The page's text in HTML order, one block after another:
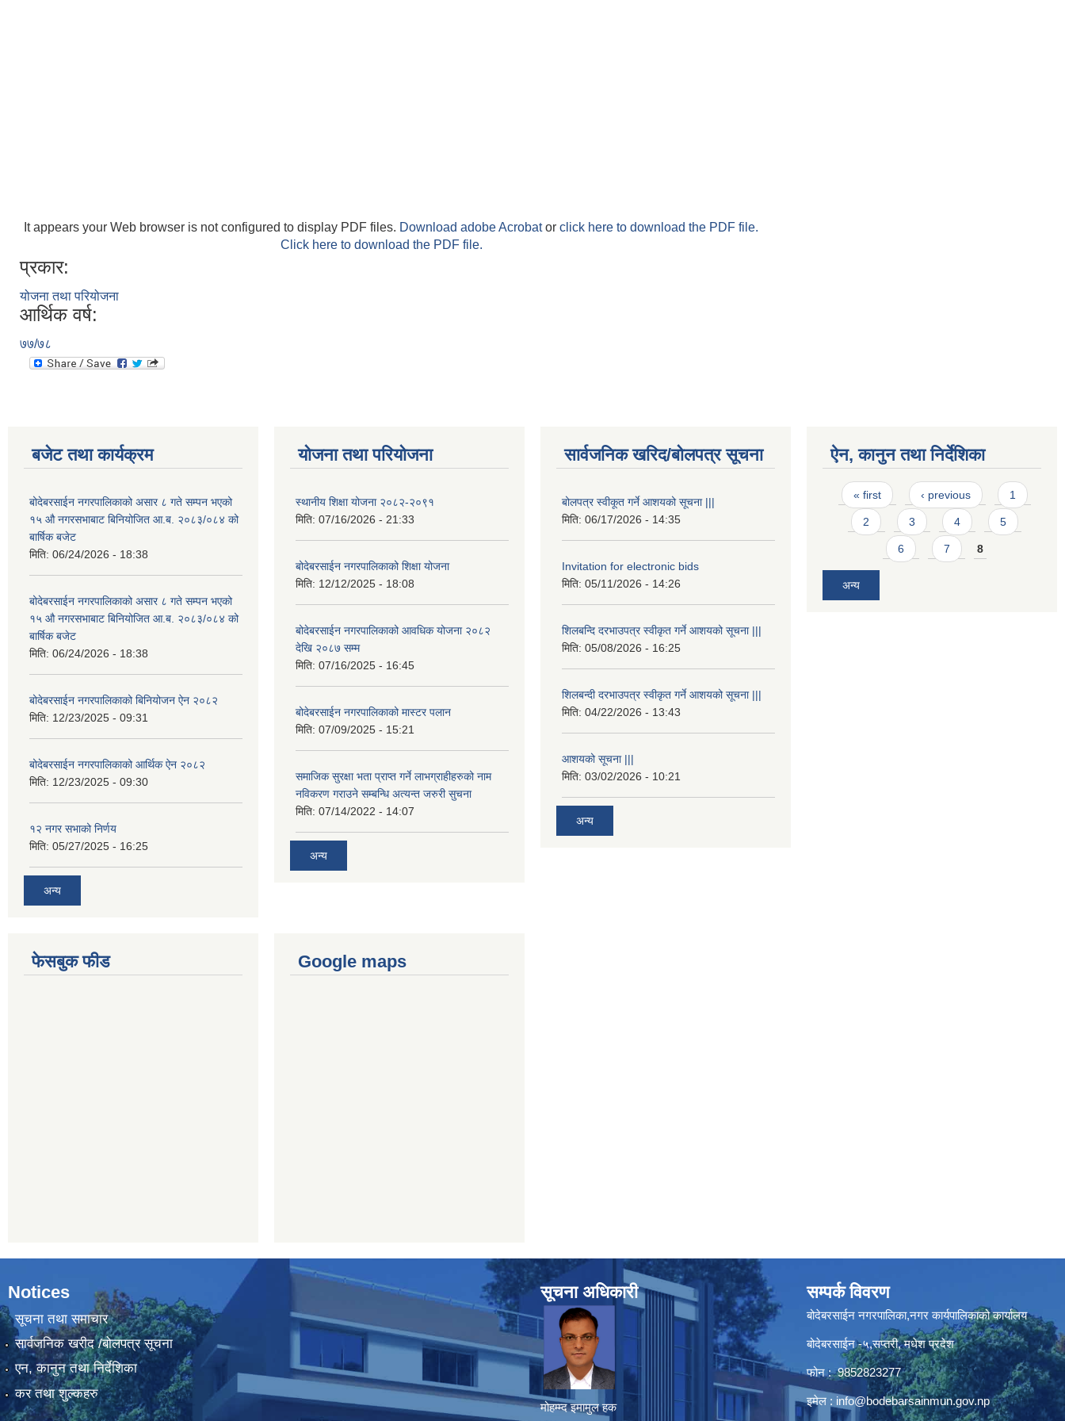
It appears your Web browser is not configured to display PDF files. Download adobe Acrobator click here to download the PDF file.
Click here to download the PDF file.
प्रकार:
योजना तथा परियोजना
आर्थिक वर्ष:
७७/७८
बजेट तथा कार्यक्रम
बोदेबरसाईन नगरपालिकाको असार ८ गते सम्पन भएको
१५ ‍‍‍औ नगरसभाबाट बिनियोजित आ.ब. २०८३/०८४ को
बार्षिक बजेट
मिति: 06/24/2026 - 18:38
बोदेबरसाईन नगरपालिकाको असार ८ गते सम्पन भएको
१५ ‍‍‍औ नगरसभाबाट बिनियोजित आ.ब. २०८३/०८४ को
बार्षिक बजेट
मिति: 06/24/2026 - 18:38
बोदेबरसाईन नगरपालिकाको बिनियोजन ऐन २०८२
मिति: 12/23/2025 - 09:31
बोदेबरसाईन नगरपालिकाको आर्थिक ऐन २०८२
मिति: 12/23/2025 - 09:30
१२ नगर सभाको निर्णय
मिति: 05/27/2025 - 16:25
अन्य
योजना तथा परियोजना
स्थानीय शिक्षा योजना २०८२-२०९१
मिति: 07/16/2026 - 21:33
बोदेबरसाईन नगरपालिकाको शिक्षा योजना
मिति: 12/12/2025 - 18:08
बोदेबरसाईन नगरपालिकाको आवधिक योजना २०८२
देखि २०८७ सम्म
मिति: 07/16/2025 - 16:45
बोदेबरसाईन नगरपालिकाको मास्टर पलान
मिति: 07/09/2025 - 15:21
समाजिक सुरक्षा भता प्राप्त गर्ने लाभग्राहीहरुको नाम
नविकरण गराउने सम्बन्धि अत्यन्त जरुरी सुचना
मिति: 07/14/2022 - 14:07
अन्य
सार्वजनिक खरिद/बोलपत्र सूचना
बोलपत्र स्वीकूत गर्ने आशयको सूचना |||
मिति: 06/17/2026 - 14:35
Invitation for electronic bids
मिति: 05/11/2026 - 14:26
शिलबन्दि दरभाउपत्र स्वीकृत गर्ने आशयको सूचना |||
मिति: 05/08/2026 - 16:25
शिलबन्दी दरभाउपत्र स्वीकृत गर्ने आशयको सूचना |||
मिति: 04/22/2026 - 13:43
आशयको सूचना |||
मिति: 03/02/2026 - 10:21
अन्य
ऐन, कानुन तथा निर्देशिका
Pages
« first ‹ previous 1
2 3 4 5
6 7 8
अन्य
फेसबुक फीड Google maps
Notices
सूचना तथा समाचार
सार्वजनिक खरीद /बोलपत्र सूचना
एन, कानुन तथा निर्देशिका
कर तथा शुल्कहरु
सूचना अधिकारी
मोहम्म्द इमामुल हक
सम्पर्क विवरण
बोदेबरसाईन नगरपालिका,नगर कार्यपालिकाको कार्यालय
बोदेबरसाईन -५,सप्तरी, मधेश प्रदेश
फोन : 9852823277
इमेल : info@bodebarsainmun.gov.np